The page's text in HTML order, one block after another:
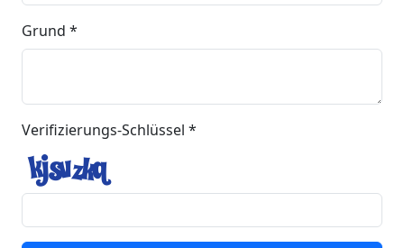
Grund *
Verifizierungs-Schlüssel *